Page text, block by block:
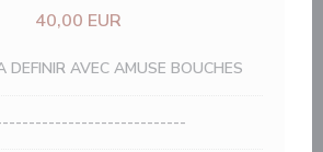
40,00 EUR
DEFINIR AVEC AMUSE BOUCHES